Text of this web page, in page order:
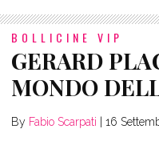
BOLLICINE VIP
GERARD
MONDO
By Fabio Scarpati 16